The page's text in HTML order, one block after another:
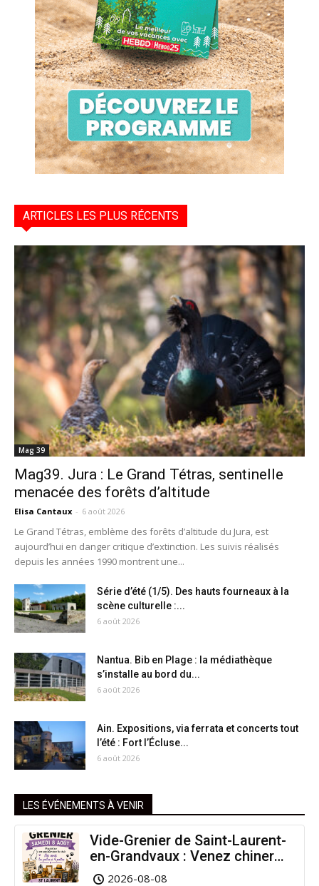
ARTICLES LES PLUS RÉCENTS
Mag 39
Mag39. Jura : Le Grand Tétras, sentinelle
menacée des forêts d’altitude
Elisa Cantaux - 6 août 2026
Le Grand Tétras, emblème des forêts d’altitude du Jura, est
aujourd’hui en danger critique d’extinction. Les suivis réalisés
depuis les années 1990 montrent une...
Série d’été (1/5). Des hauts fourneaux à la
scène culturelle :...
6 août 2026
Nantua. Bib en Plage : la médiathèque
s’installe au bord du...
6 août 2026
Ain. Expositions, via ferrata et concerts tout
l’été : Fort l’Écluse...
6 août 2026
LES ÉVÉNEMENTS À VENIR
Vide-Grenier de Saint-Laurent-
en-Grandvaux : Venez chiner
pour la bonne cause !
2026-08-08